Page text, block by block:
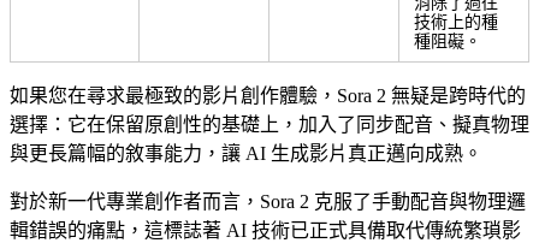
技術上的種
種阻礙。
如果您在尋求最極致的影片創作體驗，Sora 2 無疑是跨時代的
選擇：它在保留原創性的基礎上，加入了同步配音、擬真物理
與更長篇幅的敘事能力，讓 AI 生成影片真正邁向成熟。
對於新一代專業創作者而言，Sora 2 克服了手動配音與物理邏
輯錯誤的痛點，這標誌著 AI 技術已正式具備取代傳統繁瑣影